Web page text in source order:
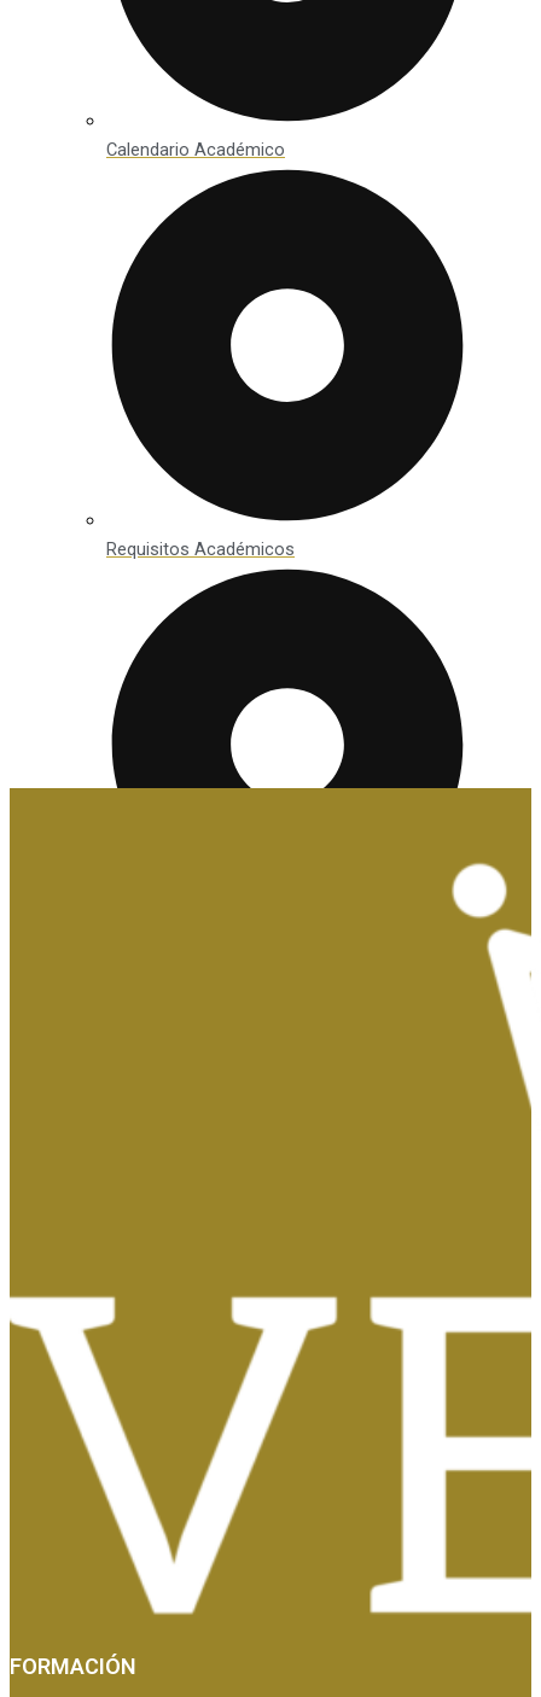
Calendario Académico
Requisitos Académicos
Tasas, Solicitud de Títulos y Certificados
FORMACIÓN